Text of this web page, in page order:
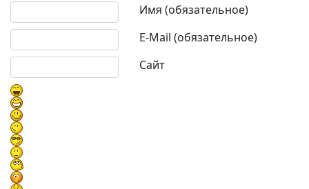
Имя (обязательное)
E-Mail (обязательное)
Сайт